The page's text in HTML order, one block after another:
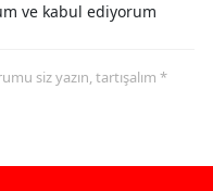
ve kabul ediyorum
siz yazın, tartışalım *